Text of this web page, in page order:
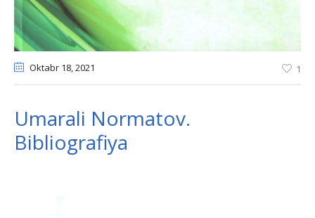
Oktabr 18, 2021 1
Umarali Normatov.
Bibliografiya